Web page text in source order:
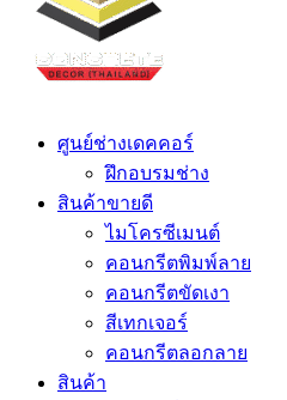
ศูนย์ช่างเดคคอร์
ฝึกอบรมช่าง
สินค้าขายดี
ไมโครซีเมนต์
คอนกรีตพิมพ์ลาย
คอนกรีตขัดเงา
สีเทกเจอร์
คอนกรีตลอกลาย
สินค้า